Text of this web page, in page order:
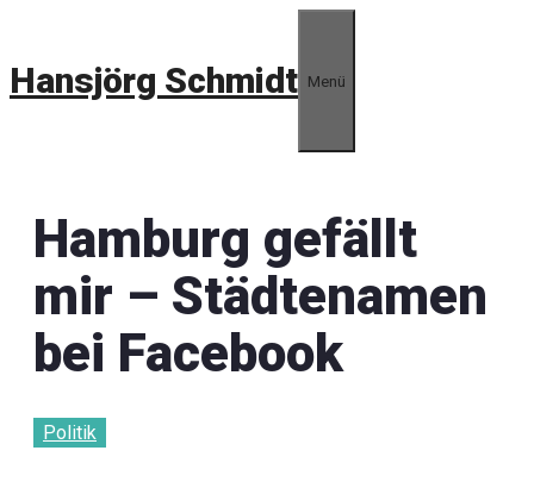
springen
Hansjörg Schmidt Menü
Hamburg gefällt
mir – Städtenamen
bei Facebook
Politik